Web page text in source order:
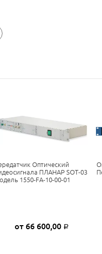
Оптический
ПЛАНАР SOT-03
1550-FA-10-00-01
от 66 600,00 Р